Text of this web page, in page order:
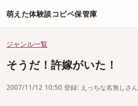
萌えた体験談コピペ保管庫
ジャンル一覧
そうだ！許嫁がいた！
2007/11/12 10:50 登録: えっちな名無しさん